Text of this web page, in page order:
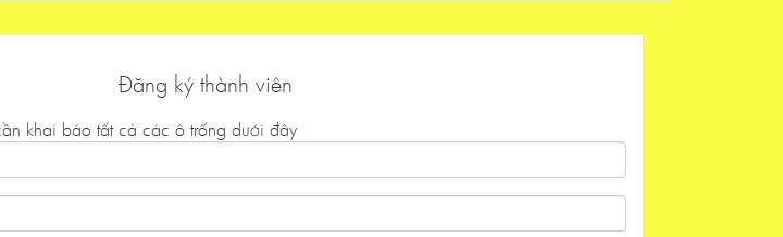
Đăng ký thành viên
khai báo tất cả các ô trống dưới đây